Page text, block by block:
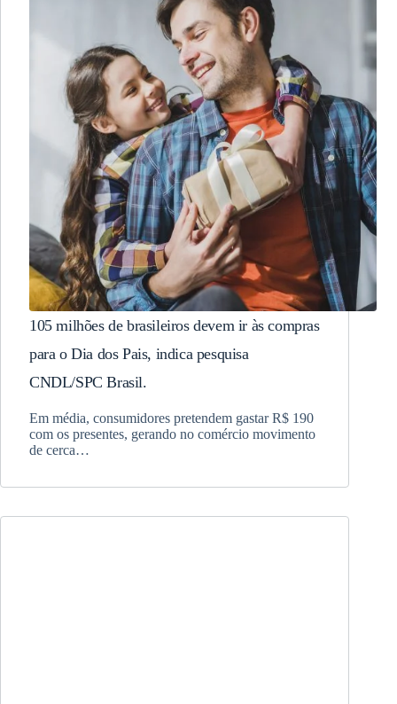
105 milhões de brasileiros devem ir às compras
para o Dia dos Pais, indica pesquisa
CNDL/SPC Brasil.
Em média, consumidores pretendem gastar R$ 190
com os presentes, gerando no comércio movimento
de cerca…